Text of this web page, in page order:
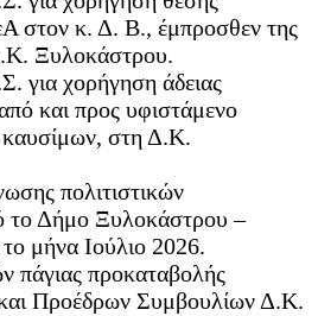
στον κ. Δ. Β., έμπροσθεν της
Ξυλοκάστρου.
για χορήγηση άδειας
και προς υφιστάμενο
στη Δ.Κ.
πολιτιστικών
το Δήμο Ξυλοκάστρου –
μήνα Ιούλιο 2026.
πάγιας προκαταβολής
Προέδρων Συμβουλίων Δ.Κ.